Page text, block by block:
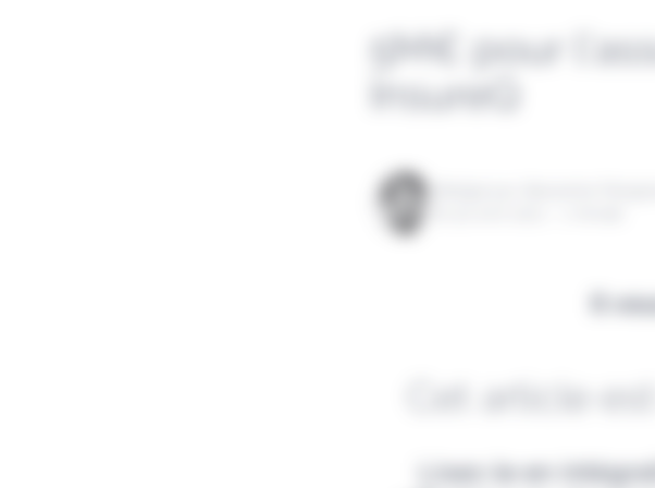
5M€ pour
InsureQ
Il
Cet article
Lisez-le en